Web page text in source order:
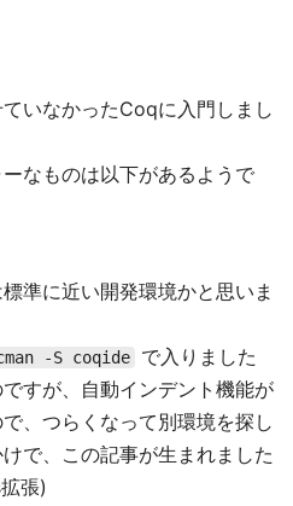
いなかったCoqに入門しまし
なものは以下があるようで
準に近い開発環境かと思いま
-S coqide
で入りました
すが、自動インデント機能が
、つらくなって別環境を探し
で、この記事が生まれました
張)